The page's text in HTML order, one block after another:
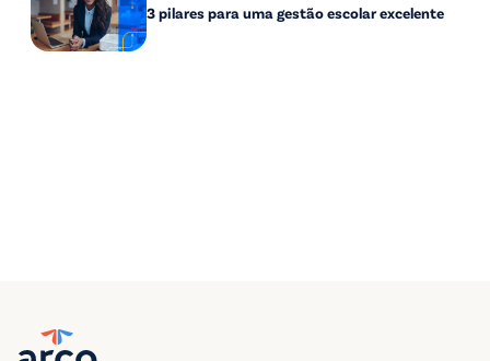
3 pilares para uma gestão escolar excelente